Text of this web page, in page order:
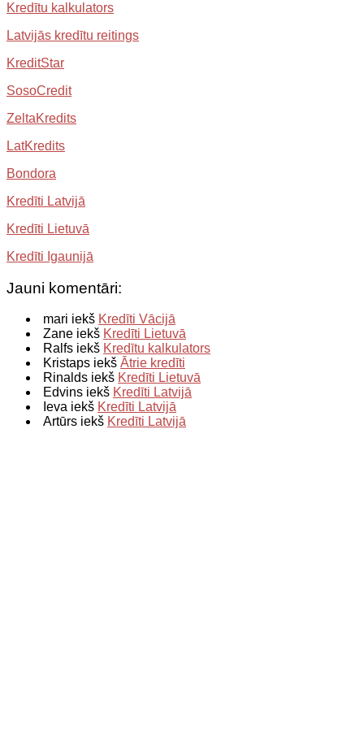
Kredītu kalkulators
Latvijās kredītu reitings
KreditStar
SosoCredit
ZeltaKredits
LatKredits
Bondora
Kredīti Latvijā
Kredīti Lietuvā
Kredīti Igaunijā
Jauni komentāri:
mari iekš Kredīti Vācijā
Zane iekš Kredīti Lietuvā
Ralfs iekš Kredītu kalkulators
Kristaps iekš Ātrie kredīti
Rinalds iekš Kredīti Lietuvā
Edvins iekš Kredīti Latvijā
Ieva iekš Kredīti Latvijā
Artūrs iekš Kredīti Latvijā